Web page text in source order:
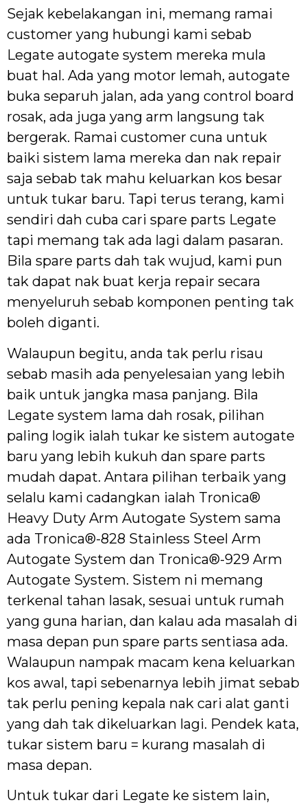
Sejak kebelakangan ini, memang ramai
customer yang hubungi kami sebab
Legate autogate system mereka mula
buat hal. Ada yang motor lemah, autogate
buka separuh jalan, ada yang control board
rosak, ada juga yang arm langsung tak
bergerak. Ramai customer cuna untuk
baiki sistem lama mereka dan nak repair
saja sebab tak mahu keluarkan kos besar
untuk tukar baru. Tapi terus terang, kami
sendiri dah cuba cari spare parts Legate
tapi memang tak ada lagi dalam pasaran.
Bila spare parts dah tak wujud, kami pun
tak dapat nak buat kerja repair secara
menyeluruh sebab komponen penting tak
boleh diganti.
Walaupun begitu, anda tak perlu risau
sebab masih ada penyelesaian yang lebih
baik untuk jangka masa panjang. Bila
Legate system lama dah rosak, pilihan
paling logik ialah tukar ke sistem autogate
baru yang lebih kukuh dan spare parts
mudah dapat. Antara pilihan terbaik yang
selalu kami cadangkan ialah Tronica®
Heavy Duty Arm Autogate System sama
ada Tronica®-828 Stainless Steel Arm
Autogate System dan Tronica®-929 Arm
Autogate System. Sistem ni memang
terkenal tahan lasak, sesuai untuk rumah
yang guna harian, dan kalau ada masalah di
masa depan pun spare parts sentiasa ada.
Walaupun nampak macam kena keluarkan
kos awal, tapi sebenarnya lebih jimat sebab
tak perlu pening kepala nak cari alat ganti
yang dah tak dikeluarkan lagi. Pendek kata,
tukar sistem baru = kurang masalah di
masa depan.
Untuk tukar dari Legate ke sistem lain,